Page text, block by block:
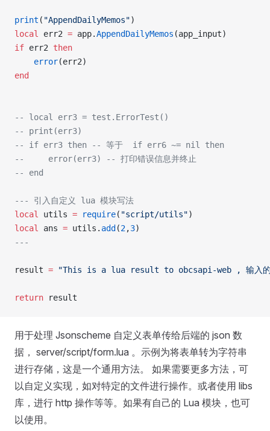
print ( "AppendDailyMemos")
local
err2 = app.AppendDailyMemos (app_input)
if err2 then
    error
(err2)
end
-- local err3 = test.ErrorTest()
-- print(err3)
-- if err3 then -- 等于  if err6 ~= nil then
--     error(err3) -- 打印错误信息并终止
-- end
--- 引入自定义 lua 模块写法
local
utils = require( "script/utils")
local
ans = utils. add (2,3)
---
result = "This is a lua result to obcsapi-web , 输入的
return result
用于处理 Jsonscheme 自定义表单传给后端的 json 数
据， server/script/form.lua 。示例为将表单转为字符串
进行存储，这是一个通用方法。 如果需要更多方法，可
以自定义实现，如对特定的文件进行操作。或者使用 libs
库，进行 http 操作等等。如果有自己的 Lua 模块，也可
以使用。